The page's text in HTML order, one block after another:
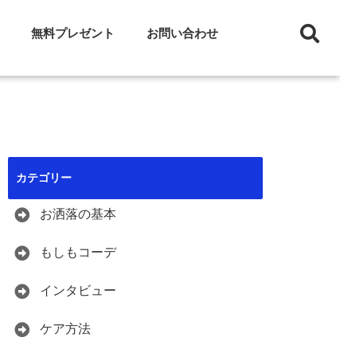
無料プレゼント お問い合わせ
カテゴリー
お洒落の基本
もしもコーデ
インタビュー
ケア方法